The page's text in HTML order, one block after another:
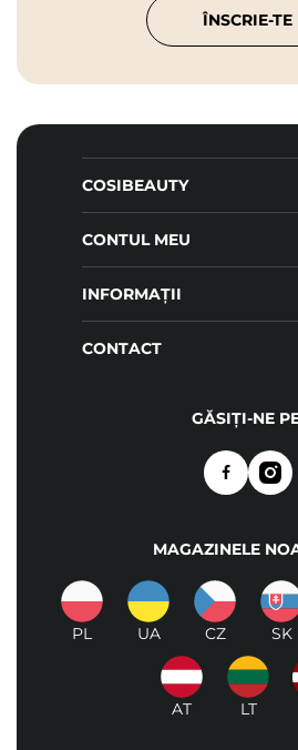
ÎNSCRIE-TE
COSIBEAUTY
CONTUL MEU
INFORMAȚII
CONTACT
GĂSIȚI-NE
MAGAZINELE
PL UA CZ SK
AT LT